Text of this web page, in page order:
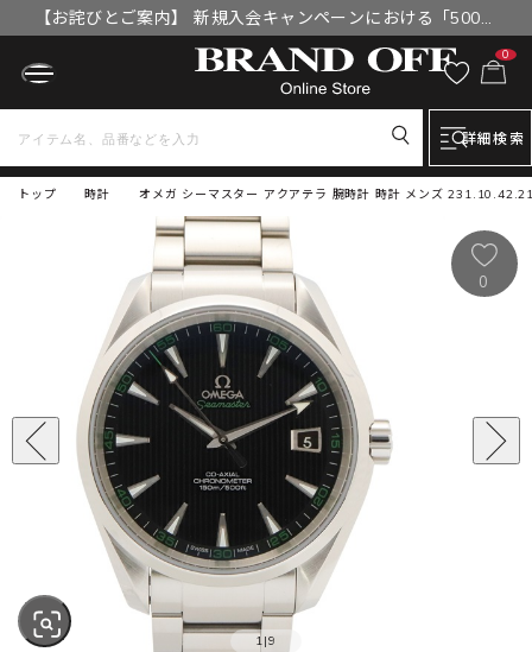
【お詫びとご案内】 新規入会キャンペーンにおける「500円
OFFクーポン」付与漏れと補填について
0
詳細検索
トップ オメガ シーマスター アクアテラ 腕時計 時計 メンズ
時計
1 |9
0